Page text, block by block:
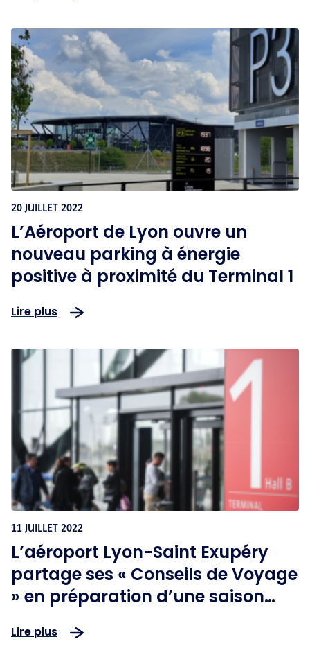
20 JUILLET 2022
L’Aéroport de Lyon ouvre un
nouveau parking à énergie
positive à proximité du Terminal 1
Lire plus
11 JUILLET 2022
L’aéroport Lyon-Saint Exupéry
partage ses « Conseils de Voyage
» en préparation d’une saison
Lire plus